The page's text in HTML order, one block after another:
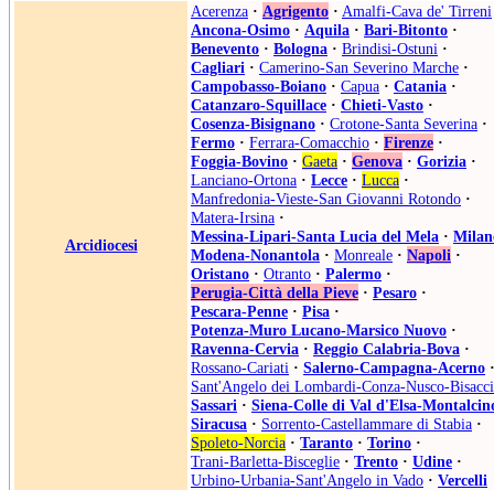
Arcidiocesi
Acerenza · Agrigento · Amalfi-Cava de' Tirreni
Ancona-Osimo · Aquila · Bari-Bitonto ·
Benevento · Bologna · Brindisi-Ostuni ·
Cagliari · Camerino-San Severino Marche ·
Campobasso-Boiano · Capua · Catania ·
Catanzaro-Squillace · Chieti-Vasto ·
Cosenza-Bisignano · Crotone-Santa Severina ·
Fermo · Ferrara-Comacchio · Firenze ·
Foggia-Bovino · Gaeta · Genova · Gorizia ·
Lanciano-Ortona · Lecce · Lucca ·
Manfredonia-Vieste-San Giovanni Rotondo ·
Matera-Irsina ·
Messina-Lipari-Santa Lucia del Mela ·
Modena-Nonantola · Monreale · Napoli ·
Oristano · Otranto · Palermo ·
Perugia-Città della Pieve · Pesaro ·
Pescara-Penne · Pisa ·
Potenza-Muro Lucano-Marsico Nuovo ·
Ravenna-Cervia · Reggio Calabria-Bova ·
Rossano-Cariati · Salerno-Campagna-Acerno ·
Sant'Angelo dei Lombardi-Conza-Nusco-
Sassari · Siena-Colle di Val d'Elsa-
Siracusa · Sorrento-Castellammare di Stabia ·
Spoleto-Norcia · Taranto · Torino ·
Trani-Barletta-Bisceglie · Trento · Udine ·
Urbino-Urbania-Sant'Angelo in Vado · Vercelli